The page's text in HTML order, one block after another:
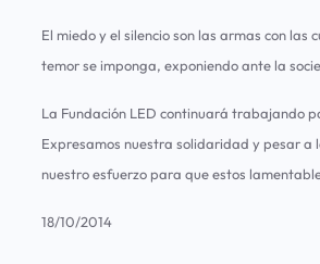
El miedo y el silencio son las armas con
temor se imponga, exponiendo ante la
La Fundación LED continuará trabajando
Expresamos nuestra solidaridad y pesar a
nuestro esfuerzo para que estos
18/10/2014